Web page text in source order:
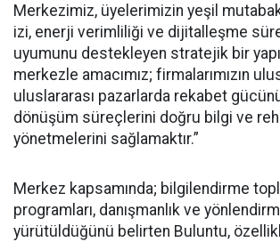
Merkezimiz, üyelerimizin yeşil
izi, enerji verimliliği ve dijitalleşme
uyumunu destekleyen stratejik bir
merkezle amacımız; firmalarımızın
uluslararası pazarlarda rekabet
dönüşüm süreçlerini doğru bilgi ve
yönetmelerini sağlamaktır.”
Merkez kapsamında; bilgilendirme
programları, danışmanlık ve
yürütüldüğünü belirten Buluntu,